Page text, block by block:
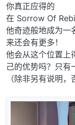
你真正应得的
在 Sorrow Of
他奇迹般地成为一
来还会有更多！
他会从这个位置上
己的优势吗？只有
（除非另有说明